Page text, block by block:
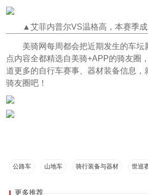
▲艾菲内普尔VS温格高，本赛季
美骑网每周都会把近期发生的车坛
点内容全都精选自美骑+APP的骑友圈
道更多的自行车赛事、器材装备信息，
骑友圈吧！
公路车 山地车 骑行装备与器材 世巡
更多推荐